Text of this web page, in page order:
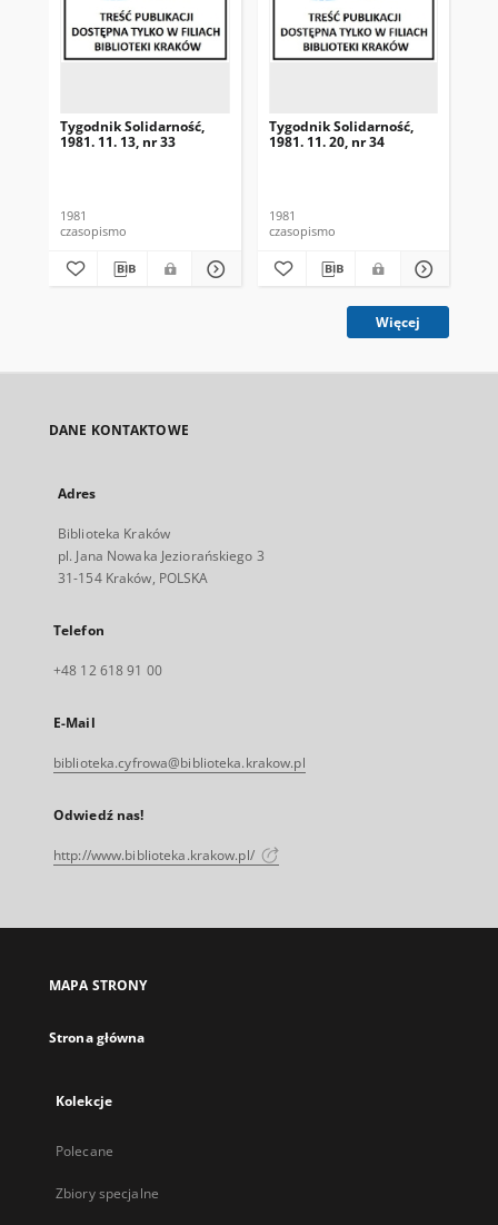
Tygodnik Solidarność,
1981. 11. 13, nr 33
1981
czasopismo
Tygodnik Solidarność,
1981. 11. 20, nr 34
1981
czasopismo
Więcej
DANE KONTAKTOWE
Adres
Biblioteka Kraków
pl. Jana Nowaka Jeziorańskiego 3
31-154 Kraków, POLSKA
Telefon
+48 12 618 91 00
E-Mail
biblioteka.cyfrowa@biblioteka.krakow.pl
Odwiedź nas!
http://www.biblioteka.krakow.pl/
MAPA STRONY
Strona główna
Kolekcje
Polecane
Zbiory specjalne